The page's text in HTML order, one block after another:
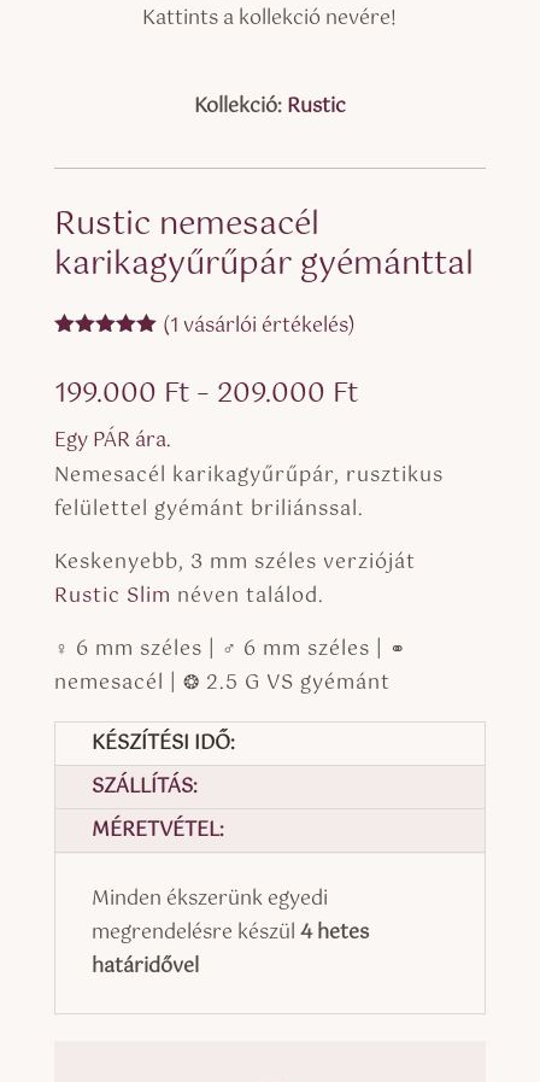
Kattints a kollekció nevére!
Kollekció:Rustic
Rustic nemesacél
karikagyűrűpár gyémánttal
ből,
értékelés
alapján
(1vásárlói értékelés)
199.000 Ft– 209.000 FtÁrtartomány:
-
209.000 Ft
Egy PÁR ára.
Nemesacél karikagyűrűpár, rusztikus
felülettel gyémánt briliánssal.
Keskenyebb, 3 mm széles verzióját
Rustic Slim néven találod.
♀ 6 mm széles | ♂ 6 mm széles | ⚭
nemesacél | ❂ 2.5 G VS gyémánt
KÉSZÍTÉSI IDŐ:
SZÁLLÍTÁS:
MÉRETVÉTEL:
Minden ékszerünk egyedi
megrendelésre készül4 hetes
határidővel